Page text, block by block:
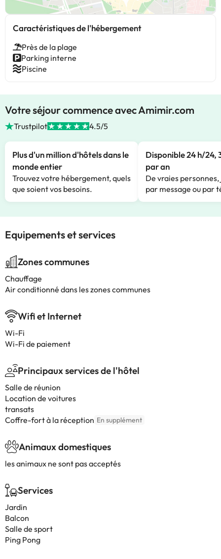
Caractéristiques de l'hébergement
Près de la plage
Parking interne
Piscine
Votre séjour commence avec Amimir.com
Trustpilot 4.5/5
Plus d'un million d'hôtels dans le
monde entier
Trouvez votre hébergement, quels
que soient vos besoins.
Disponible 24 h/24,
par an
De vraies
par message ou par
Equipements et services
Zones communes
Chauffage
Air conditionné dans les zones communes
Wifi et Internet
Wi-Fi
Wi-Fi de paiement
Principaux services de l'hôtel
Salle de réunion
Location de voitures
transats
Coffre-fort à la réception En supplément
Animaux domestiques
les animaux ne sont pas acceptés
Services
Jardin
Balcon
Salle de sport
Ping Pong